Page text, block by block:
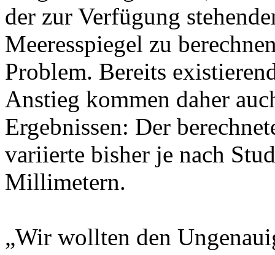
der zur Verfügung
Meeresspiegel zu
Problem. Bereits
Anstieg kommen daher
Ergebnissen: Der
variierte bisher je nach
Millimetern.
„Wir wollten den